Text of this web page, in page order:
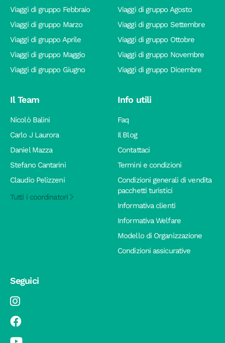
Viaggi di gruppo Febbraio
Viaggi di gruppo Marzo
Viaggi di gruppo Aprile
Viaggi di gruppo Maggio
Viaggi di gruppo Giugno
Viaggi di gruppo Agosto
Viaggi di gruppo Settembre
Viaggi di gruppo Ottobre
Viaggi di gruppo Novembre
Viaggi di gruppo Dicembre
Il Team
Nicolò Balini
Carlo J Laurora
Daniel Mazza
Stefano Cantarini
Claudio Pelizzeni
Tutti i coordinatori
Info utili
Faq
Il Blog
Contattaci
Termini e condizioni
Condizioni generali di vendita
pacchetti turistici
Informativa clienti
Informativa Welfare
Modello di Organizzazione
Condizioni assicurative
Seguici